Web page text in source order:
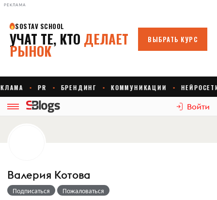
РЕКЛАМА
Войти
Валерия Котова
Подписаться Пожаловаться